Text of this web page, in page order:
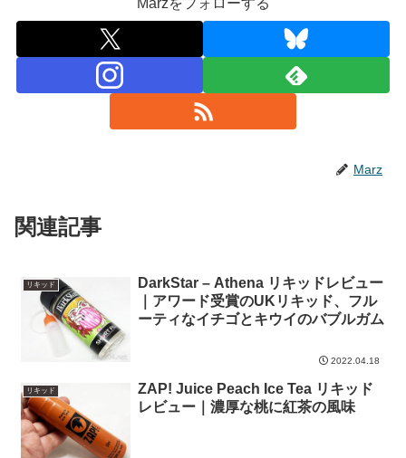
Marzをフォローする
Marz
関連記事
リキッド
DarkStar – Athena リキッドレビュー
｜アワード受賞のUKリキッド、フル
ーティなイチゴとキウイのバブルガム
2022.04.18
リキッド
ZAP! Juice Peach Ice Tea リキッド
レビュー｜濃厚な桃に紅茶の風味